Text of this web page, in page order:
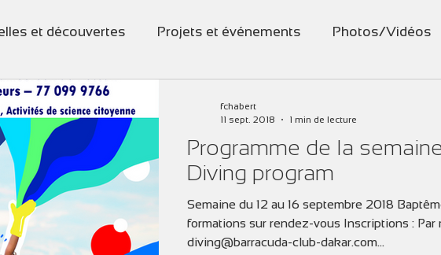
et découvertes Projets et événements Photos/Vidéos
Programme de la
Diving program
Semaine du 12 au 16 septembre 2018
formations sur rendez-vous Inscriptions : Par
diving@barracuda-club-dakar.com...
fchabert
11 sept. 2018
1 min de lecture